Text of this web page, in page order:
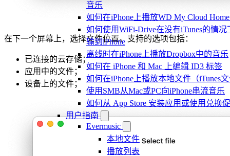
音乐
如何在iPhone上播放WD My Cloud
如何使用WiFi-Drive在没有iTunes的情
输到iPhone
离线时在iPhone上播放Dropbox中的音乐
如何在 iPhone 和 Mac 上编辑 ID3 标签
如何在iPhone上播放本地文件（iTunes
使用SMB从Mac或PC向iPhone串流音乐
如何从 App Store 安装应用或使用兑换
用户指南
Evermusic
本地文件
播放列表
在下一个屏幕上，选择文件位置。支持的选项包括：
已连接的云存储；
应用中的文件；
设备上的文件；